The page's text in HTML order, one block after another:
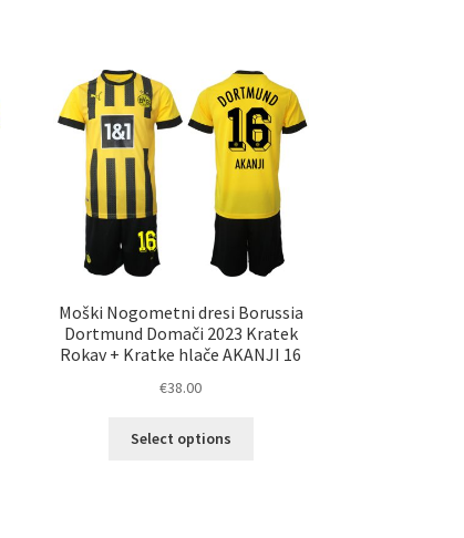
Možnosti
lahko
izberete
na
strani
izdelka
Moški Nogometni dresi Borussia
Dortmund Domači 2023 Kratek
Rokav + Kratke hlače AKANJI 16
€38.00
Select options